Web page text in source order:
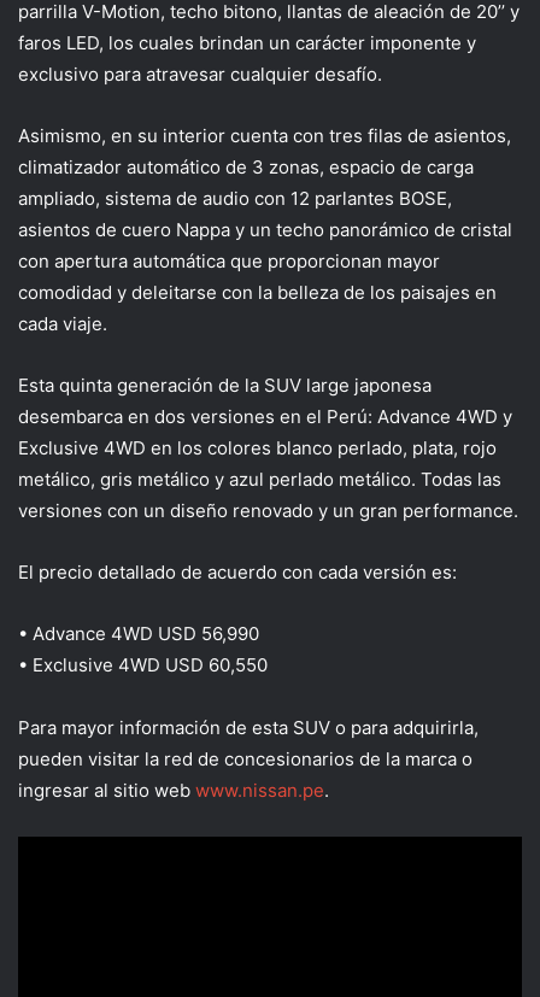
parrilla V-Motion, techo bitono, llantas de aleación de 20’’ y
faros LED, los cuales brindan un carácter imponente y
exclusivo para atravesar cualquier desafío.
Asimismo, en su interior cuenta con tres filas de asientos,
climatizador automático de 3 zonas, espacio de carga
ampliado, sistema de audio con 12 parlantes BOSE,
asientos de cuero Nappa y un techo panorámico de cristal
con apertura automática que proporcionan mayor
comodidad y deleitarse con la belleza de los paisajes en
cada viaje.
Esta quinta generación de la SUV large japonesa
desembarca en dos versiones en el Perú: Advance 4WD y
Exclusive 4WD en los colores blanco perlado, plata, rojo
metálico, gris metálico y azul perlado metálico. Todas las
versiones con un diseño renovado y un gran performance.
El precio detallado de acuerdo con cada versión es:
• Advance 4WD USD 56,990
• Exclusive 4WD USD 60,550
Para mayor información de esta SUV o para adquirirla,
pueden visitar la red de concesionarios de la marca o
ingresar al sitio web www.nissan.pe.